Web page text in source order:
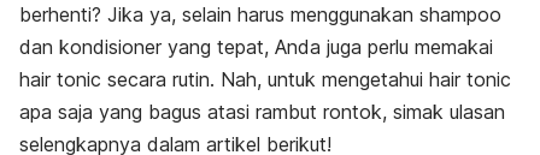
berhenti? Jika ya, selain harus menggunakan shampoo
dan kondisioner yang tepat, Anda juga perlu memakai
hair tonic secara rutin. Nah, untuk mengetahui hair tonic
apa saja yang bagus atasi rambut rontok, simak ulasan
selengkapnya dalam artikel berikut!